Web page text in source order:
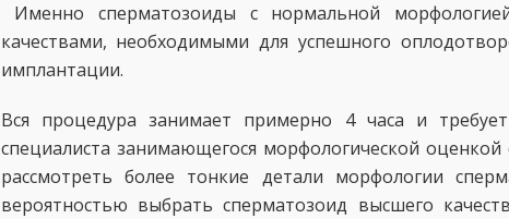
Именно сперматозоиды с нормальной
качествами, необходимыми для успешного
имплантации.
Вся процедура занимает примерно 4 часа и
специалиста занимающегося морфологической
рассмотреть более тонкие детали морфологии
вероятностью выбрать сперматозоид высшего